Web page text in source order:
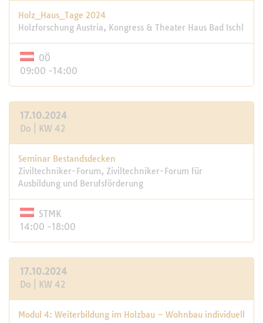
Holz_Haus_­Tage 2024
Holzforschung Austria, Kongress & Thea­ter ­Haus Bad Ischl
OÖ
09:00 -14:00
17.10.2024
Do | KW 42
Seminar Bestandsdecken
Ziviltechniker-Forum, Ziviltechniker-Forum für
Ausbildung und Berufsförderung
STMK
14:00 -18:00
17.10.2024
Do | KW 42
Modul 4: Weiterbildung im Holzbau – Wohnbau individuell